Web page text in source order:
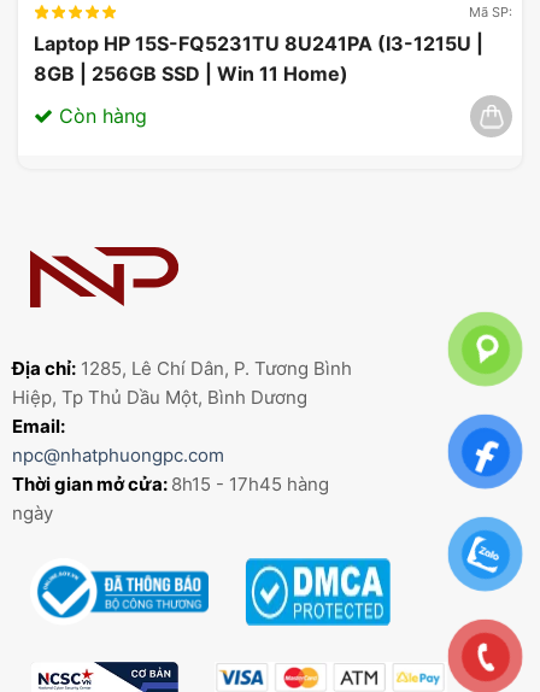
Mã SP:
Laptop HP 15S-FQ5231TU 8U241PA (I3-1215U |
8GB | 256GB SSD | Win 11 Home)
Còn hàng
Địa chỉ: 1285, Lê Chí Dân, P. Tương Bình
Hiệp, Tp Thủ Dầu Một, Bình Dương
Email:
npc@nhatphuongpc.com
Thời gian mở cửa: 8h15 - 17h45 hàng
ngày